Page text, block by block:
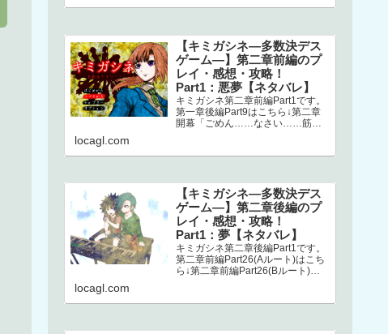
【キミガシネ―多数決デス
ゲーム―】第二章前編のプ
レイ・感想・攻略！
Part1：悪夢【ネタバレ】
キミガシネ第二章前編Part1です。
第一章後編Part9はこちら↓第二章
開幕「ごめん……なさい……筋肉
ら…
locagl.com
【キミガシネ―多数決デス
ゲーム―】第二章後編のプ
レイ・感想・攻略！
Part1：夢【ネタバレ】
キミガシネ第二章後編Part1です。
第二章前編Part26(Aルート)はこち
ら↓第二章前編Part26(Bルート)は
locagl.com